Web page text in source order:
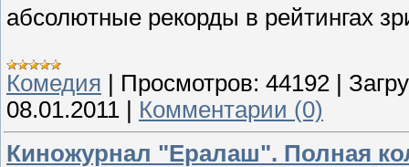
абсолютные рекорды в рейтингах
Комедия Просмотров: 44192
08.01.2011
Комментарии (0)
Киножурнал "Ералаш". Полная